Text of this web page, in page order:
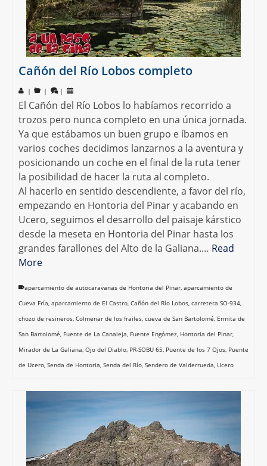
Cañón del Río Lobos completo
| | |
El Cañón del Río Lobos lo habíamos recorrido a
trozos pero nunca completo en una única jornada.
Ya que estábamos un buen grupo e íbamos en
varios coches decidimos lanzarnos a la aventura y
posicionando un coche en el final de la ruta tener
la posibilidad de hacer la ruta al completo.
Al hacerlo en sentido descendiente, a favor del río,
empezando en Hontoria del Pinar y acabando en
Ucero, seguimos el desarrollo del paisaje kárstico
desde la meseta en Hontoria del Pinar hasta los
grandes farallones del Alto de la Galiana.… Read
More
aparcamiento de autocaravanas de Hontoria del Pinar, aparcamiento de
Cueva Fría, aparcamiento de El Castro, Cañón del Río Lobos, carretera SO-934,
chozo de resineros, Colmenar de los frailes, cueva de San Bartolomé, Ermita de
San Bartolomé, Fuente de La Canaleja, Fuente Engómez, Hontoria del Pinar,
Mirador de La Galiana, Ojo del Diablo, PR-SOBU 65, Puente de los 7 Ojos, Puente
de Ucero, Senda de Hontoria, Senda del Río, Sendero de Valderrueda, Ucero